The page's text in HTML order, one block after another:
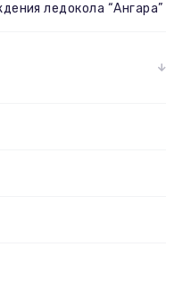
ледокола “Ангара”